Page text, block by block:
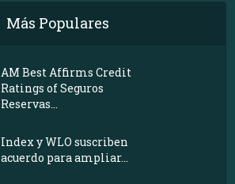
Más Populares
AM Best Affirms Credit
Ratings of Seguros
Reservas...
Index y WLO suscriben
acuerdo para ampliar...